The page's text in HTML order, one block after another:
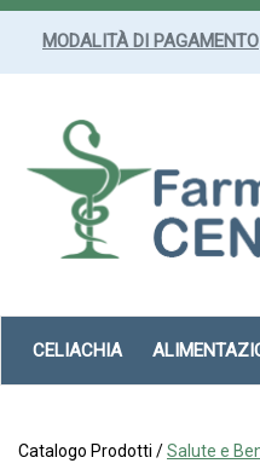
Passa
MODALITÀ DI PAGAMENTO
CELIACHIA
Catalogo Prodotti /Salute e